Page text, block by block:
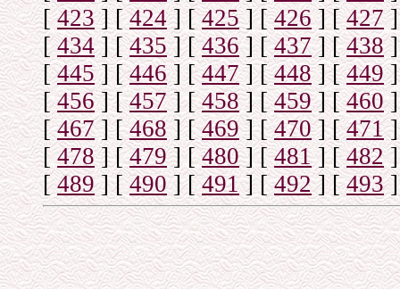
[423] [424] [425] [426] [427]
[434] [435] [436] [437] [438]
[445] [446] [447] [448] [449]
[456] [457] [458] [459] [460]
[467] [468] [469] [470] [471]
[478] [479] [480] [481] [482]
[489] [490] [491] [492] [493]